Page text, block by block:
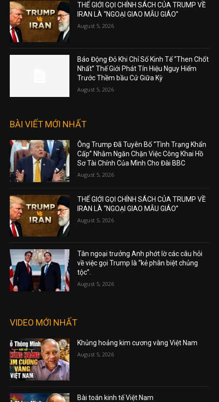
THẾ GIỚI GỌI CHÍNH SÁCH CỦA TRUMP VỀ
IRAN LÀ “NGOẠI GIAO MẪU GIÁO”
August 5, 2026
Báo Động Đỏ Khi Chỉ Số Kinh Tế “Then Chốt
Nhất” Thế Giới Phát Tín Hiệu Nguy Hiểm
Trước Thềm bầu Cử Giữa Kỳ
August 5, 2026
BÀI VIẾT MỚI NHẤT
Ông Trump Đã Tuyên Bố “Tình Trạng Khẩn
Cấp” Nhằm Ngăn Chặn Việc Công Khai Hồ
Sơ Tài Chính Của Mình Cho Đài BBC
August 5, 2026
THẾ GIỚI GỌI CHÍNH SÁCH CỦA TRUMP VỀ
IRAN LÀ “NGOẠI GIAO MẪU GIÁO”
August 5, 2026
Tân ngoại trưởng Anh phớt lờ các câu hỏi
về việc gọi Trump là “kẻ phân biệt chủng
tộc”.
August 5, 2026
VIDEO MỚI NHẤT
Khủng hoảng kim cương vàng Việt Nam
August 5, 2026
Bài toán kinh tế Việt Nam